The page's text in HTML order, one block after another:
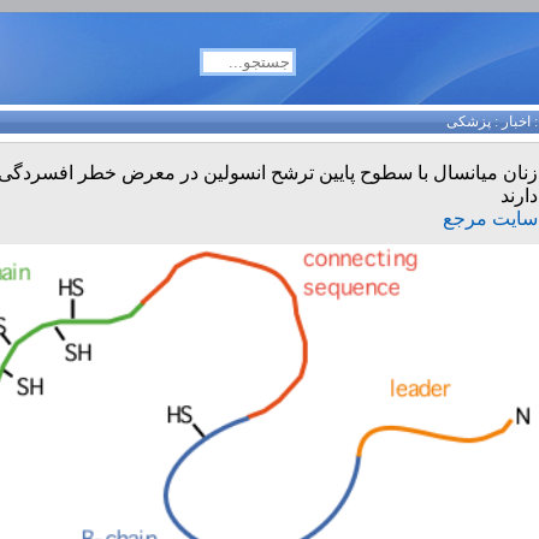
اخبار:پزشکی
زنان میانسال با سطوح پایین ترشح انسولین در معرض خطر
دارند
سایت مرجع